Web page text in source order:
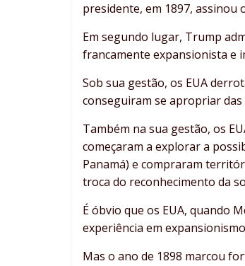
presidente, em 1897, assinou
Em segundo lugar, Trump
francamente expansionista e
Sob sua gestão, os EUA
conseguiram se apropriar das
Também na sua gestão, os
começaram a explorar a
Panamá) e compraram
troca do reconhecimento da
É óbvio que os EUA, quando
experiência em
Mas o ano de 1898 marcou